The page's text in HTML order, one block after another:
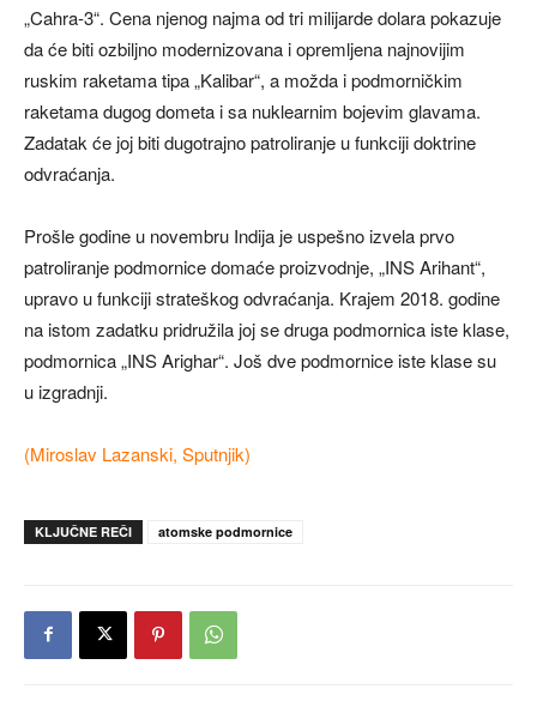
„Cahra-3“. Cena njenog najma od tri milijarde dolara pokazuje
da će biti ozbiljno modernizovana i opremljena najnovijim
ruskim raketama tipa „Kalibar“, a možda i podmorničkim
raketama dugog dometa i sa nuklearnim bojevim glavama.
Zadatak će joj biti dugotrajno patroliranje u funkciji doktrine
odvraćanja.
Prošle godine u novembru Indija je uspešno izvela prvo
patroliranje podmornice domaće proizvodnje, „INS Arihant“,
upravo u funkciji strateškog odvraćanja. Krajem 2018. godine
na istom zadatku pridružila joj se druga podmornica iste klase,
podmornica „INS Arighar“. Još dve podmornice iste klase su
u izgradnji.
(Miroslav Lazanski, Sputnjik)
KLJUČNE REČI atomske podmornice